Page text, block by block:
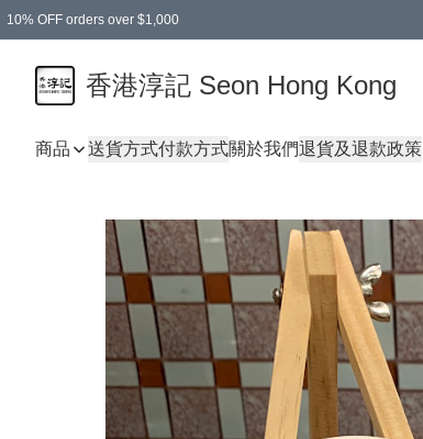
10% OFF orders over $1,000
香港淳記 Seon Hong Kong
商品 送貨方式付款方式關於我們退貨及退款政策